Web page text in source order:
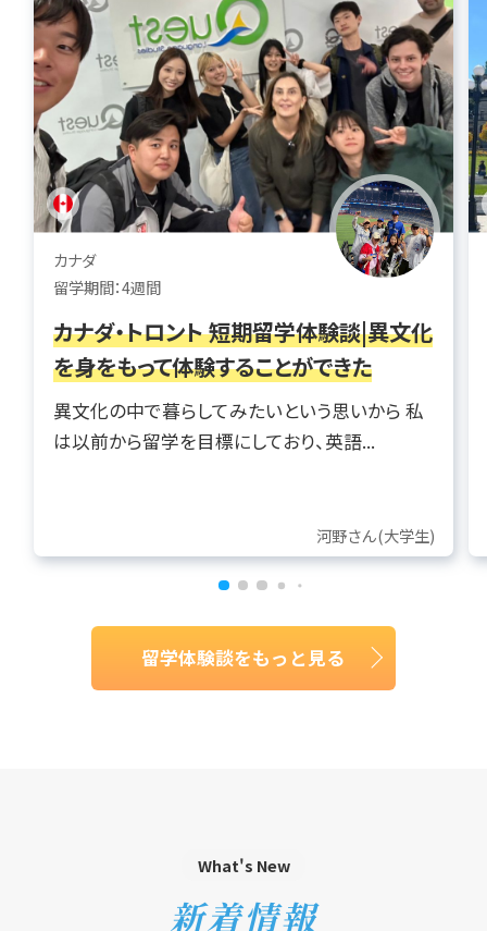
カナダ
留学期間：4週間
カナダ・トロント 短期留学体験談|異文化
を身をもって体験することができた
異文化の中で暮らしてみたいという思いから 私
は以前から留学を目標にしており、英語...
河野さん(大学生)
留学体験談をもっと見る
What's New
新着情報